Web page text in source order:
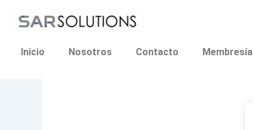
Inicio Nosotros Contacto Membresía